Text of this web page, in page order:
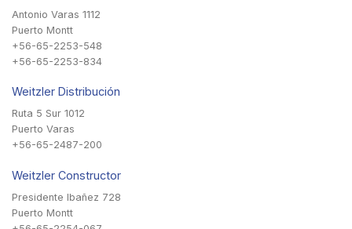
Antonio Varas 1112
Puerto Montt
+56-65-2253-548
+56-65-2253-834
Weitzler Distribución
Ruta 5 Sur 1012
Puerto Varas
+56-65-2487-200
Weitzler Constructor
Presidente Ibañez 728
Puerto Montt